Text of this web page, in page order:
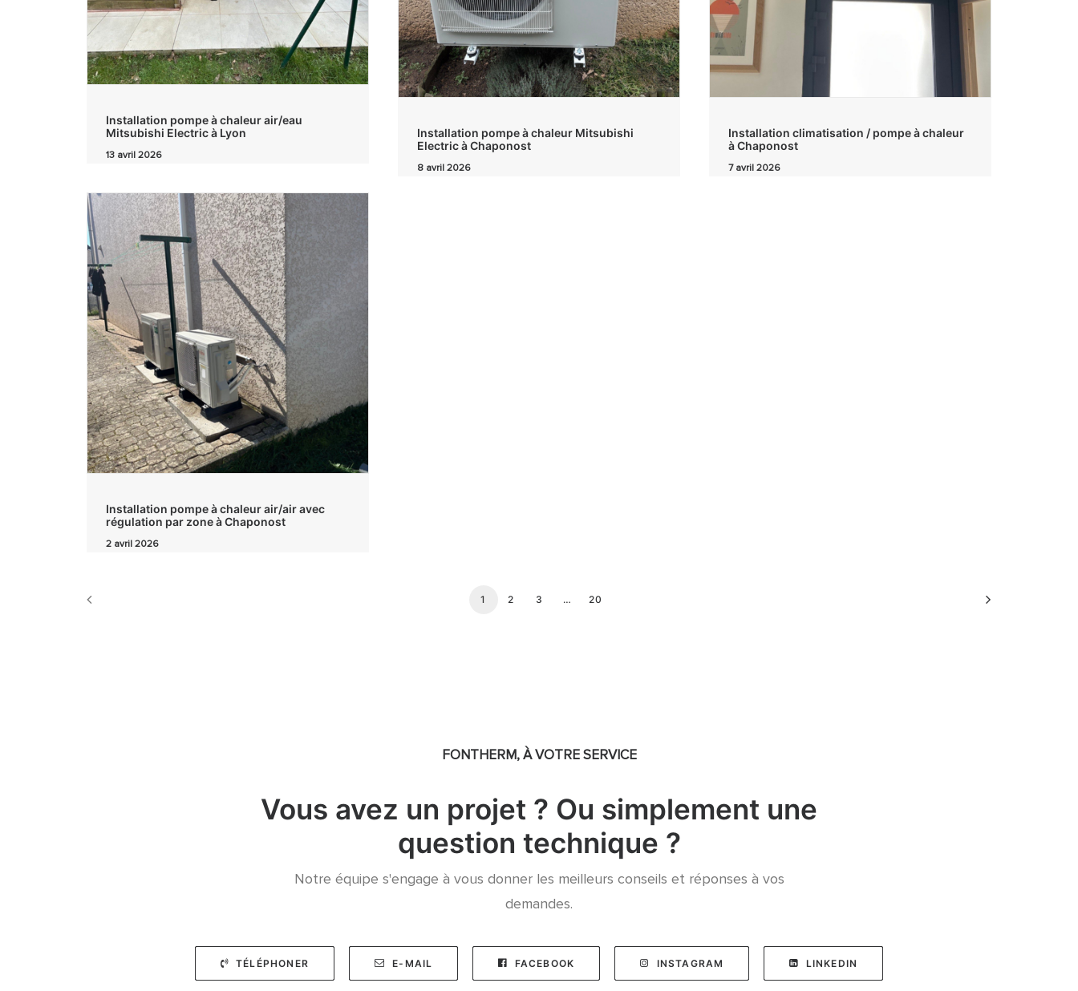
Installation pompe à chaleur air/eau
Mitsubishi Electric à Lyon
13 avril 2026
Installation pompe à chaleur Mitsubishi
Electric à Chaponost
8 avril 2026
Installation climatisation / pompe à chaleur
à Chaponost
7 avril 2026
Installation pompe à chaleur air/air avec
régulation par zone à Chaponost
2 avril 2026
1 2 3 … 20
FONTHERM, À VOTRE SERVICE
Vous avez un projet ? Ou simplement une
question technique ?
Notre équipe s'engage à vous donner les meilleurs conseils et réponses à vos
demandes.
TÉLÉPHONER E-MAIL FACEBOOK INSTAGRAM LINKEDIN